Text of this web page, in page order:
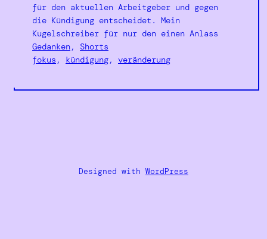
für den aktuellen Arbeitgeber und gegen
die Kündigung entscheidet. Mein
Kugelschreiber für nur den einen Anlass
Gedanken, Shorts
fokus , kündigung, veränderung
Designed with WordPress